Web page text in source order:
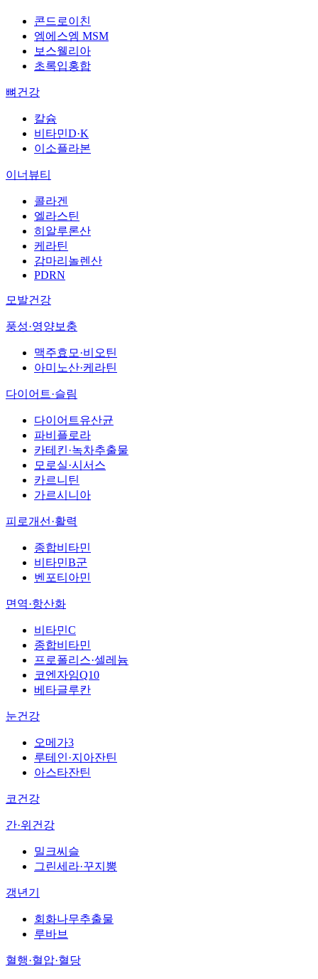
콘드로이친
엠에스엠 MSM
보스웰리아
초록입홍합
뼈건강
칼슘
비타민D·K
이소플라본
이너뷰티
콜라겐
엘라스틴
히알루론산
케라틴
감마리놀렌산
PDRN
모발건강
풍성·영양보충
맥주효모·비오틴
아미노산·케라틴
다이어트·슬림
다이어트유산균
파비플로라
카테킨·녹차추출물
모로실·시서스
카르니틴
가르시니아
피로개선·활력
종합비타민
비타민B군
벤포티아민
면역·항산화
비타민C
종합비타민
프로폴리스·셀레늄
코엔자임Q10
베타글루칸
눈건강
오메가3
루테인·지아잔틴
아스타잔틴
코건강
간·위건강
밀크씨슬
그린세라·꾸지뽕
갱년기
회화나무추출물
루바브
혈행·혈압·혈당